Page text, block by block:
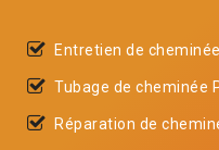
Entretien de
Tubage de cheminée
Réparation de